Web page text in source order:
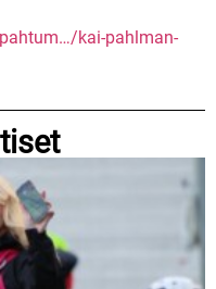
kai-pahlman-